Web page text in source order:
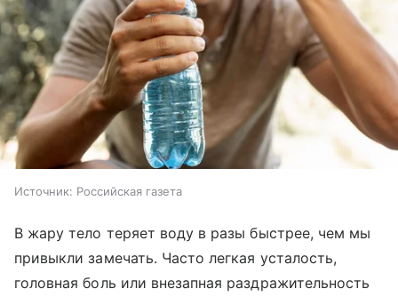
Источник: Российская газета
В жару тело теряет воду в разы быстрее, чем мы
привыкли замечать. Часто легкая усталость,
головная боль или внезапная раздражительность